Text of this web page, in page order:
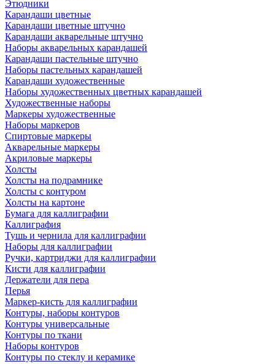
Этюдники
Карандаши цветные
Карандаши цветные штучно
Карандаши акварельные штучно
Наборы акварельных карандашей
Карандаши пастельные штучно
Наборы пастельных карандашей
Карандаши художественные
Наборы художественных цветных карандашей
Художественные наборы
Маркеры художественные
Наборы маркеров
Спиртовые маркеры
Акварельные маркеры
Акриловые маркеры
Холсты
Холсты на подрамнике
Холсты с контуром
Холсты на картоне
Бумага для каллиграфии
Каллиграфия
Тушь и чернила для каллиграфии
Наборы для каллиграфии
Ручки, картриджи для каллиграфии
Кисти для каллиграфии
Держатели для пера
Перья
Маркер-кисть для каллиграфии
Контуры, наборы контуров
Контуры универсальные
Контуры по ткани
Наборы контуров
Контуры по стеклу и керамике